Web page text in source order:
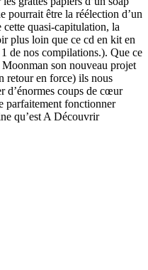
pourrait être la réélection d’un
cette quasi-capitulation, la
plus loin que ce cd en kit en
de nos compilations.). Que ce
son nouveau projet
retour en force) ils nous
d’énormes coups de cœur
parfaitement fonctionner
qu’est A Découvrir